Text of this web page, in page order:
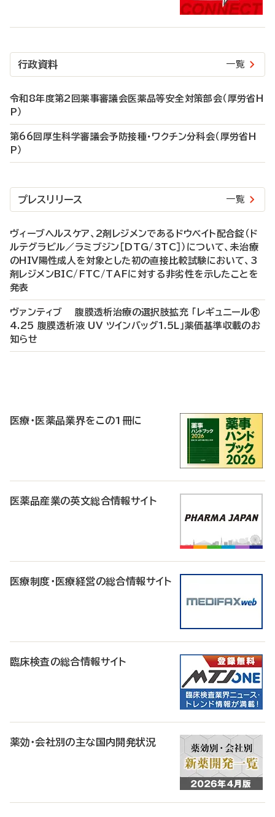
行政資料 一覧
令和8年度第2回薬事審議会医薬品等安全対策部会（厚労省H
P）
第66回厚生科学審議会予防接種・ワクチン分科会（厚労省H
P）
プレスリリース 一覧
ヴィーブヘルスケア、2剤レジメンであるドウベイト配合錠（ド
ルテグラビル／ラミブジン［DTG/3TC］）について、未治療
のHIV陽性成人を対象とした初の直接比較試験において、3
剤レジメンBIC/FTC/TAFに対する非劣性を示したことを
発表
ヴァンティブ 腹膜透析治療の選択肢拡充 「レギュニール®
4.25 腹膜透析液 UV ツインバッグ1.5L」薬価基準収載のお
知らせ
医療・医薬品業界をこの1冊に
医薬品産業の英文総合情報サイト
医療制度・医療経営の総合情報サイト
臨床検査の総合情報サイト
薬効・会社別の主な国内開発状況